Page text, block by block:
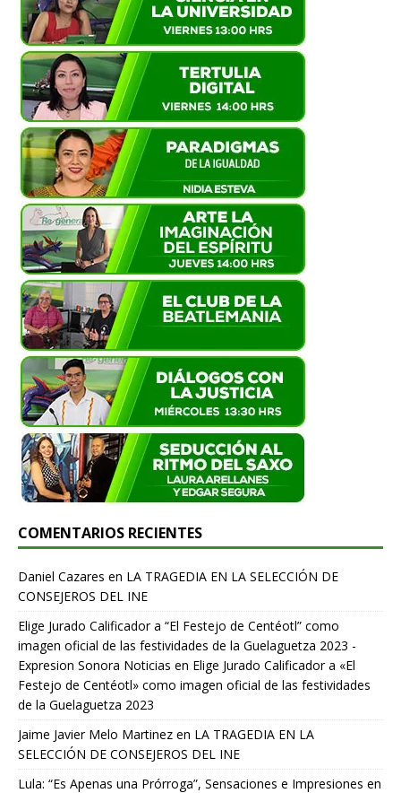
COMENTARIOS RECIENTES
Daniel Cazares en LA TRAGEDIA EN LA SELECCIÓN DE
CONSEJEROS DEL INE
Elige Jurado Calificador a “El Festejo de Centéotl” como
imagen oficial de las festividades de la Guelaguetza 2023 -
Expresion Sonora Noticias en Elige Jurado Calificador a «El
Festejo de Centéotl» como imagen oficial de las festividades
de la Guelaguetza 2023
Jaime Javier Melo Martinez en LA TRAGEDIA EN LA
SELECCIÓN DE CONSEJEROS DEL INE
Lula: “Es Apenas una Prórroga”, Sensaciones e Impresiones en